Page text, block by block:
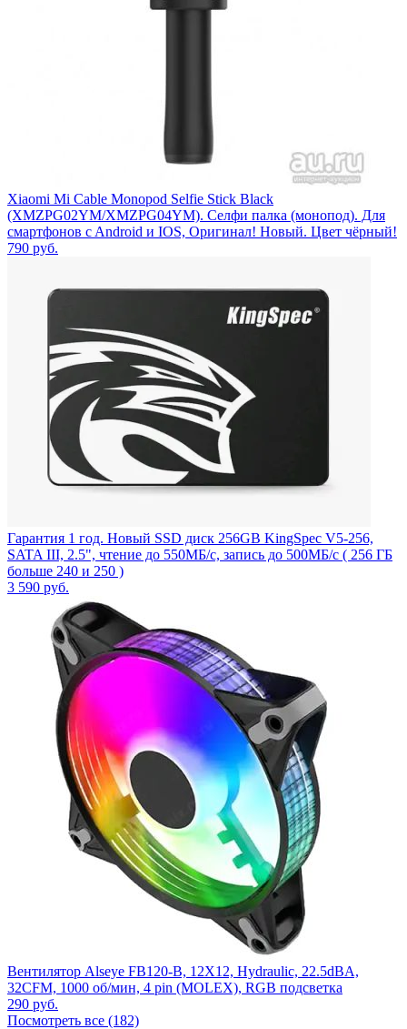
Xiaomi Mi Cable Monopod Selfie Stick Black
(XMZPG02YM/XMZPG04YM). Селфи палка (монопод). Для
смартфонов c Android и IOS, Оригинал! Новый. Цвет чёрный!
790 руб.
Гарантия 1 год. Новый SSD диск 256GB KingSpec V5-256,
SATA III, 2.5", чтение до 550МБ/с, запись до 500МБ/с ( 256 ГБ
больше 240 и 250 )
3 590 руб.
Вентилятор Alseye FB120-B, 12X12, Hydraulic, 22.5dBA,
32CFM, 1000 об/мин, 4 pin (MOLEX), RGB подсветка
290 руб.
Посмотреть все (182)